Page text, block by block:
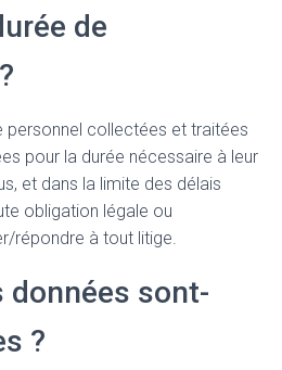
de
personnel collectées et traitées
pour la durée nécessaire à leur
et dans la limite des délais
obligation légale ou
répondre à tout litige.
données sont-
?